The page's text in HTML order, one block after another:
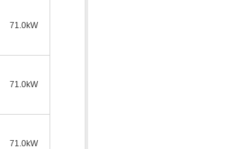
71.0kW
71.0kW
71.0kW